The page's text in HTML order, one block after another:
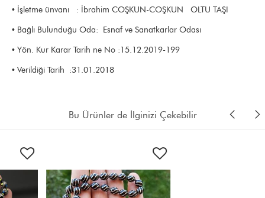
• İşletme ünvanı : İbrahim COŞKUN-COŞKUN OLTU TAŞI
• Bağlı Bulunduğu Oda: Esnaf ve Sanatkarlar Odası
• Yön. Kur Karar Tarih ne No :15.12.2019-199
• Verildiği Tarih :31.01.2018
Bu Ürünler de İlginizi Çekebilir